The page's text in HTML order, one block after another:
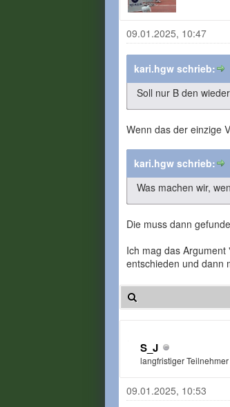
09.01.2025, 10:47
kari.hgw schrieb:
Soll nur B den
Wenn das der einzige
kari.hgw schrieb:
Was machen wir,
Die muss dann
Ich mag das
entschieden und dann
S_J
langfristiger Teilnehmer
09.01.2025, 10:53